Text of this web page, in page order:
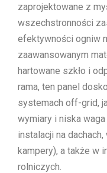
zaprojektowane z
wszechstronności
efektywności ogniw
zaawansowanym
hartowane szkło i
rama, ten panel
systemach off-grid,
wymiary i niska
instalacji na
kampery), a także w
rolniczych.